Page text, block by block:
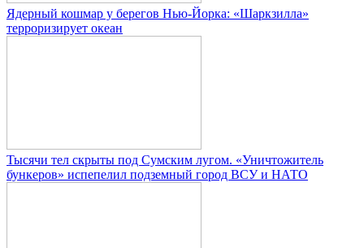
Ядерный кошмар у берегов Нью-Йорка: «Шаркзилла»
терроризирует океан
Тысячи тел скрыты под Сумским лугом. «Уничтожитель
бункеров» испепелил подземный город ВСУ и НАТО